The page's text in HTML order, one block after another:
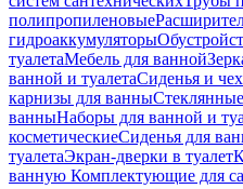
полипропиленовые
гидроаккумуляторы
туалетаМебель для ванной
ванной и туалетаСиденья и
карнизы для ванны
ванныНаборы для ванной и
косметическиеСиденья для
туалетаЭкран-дверки в туалет
ванную Комплектующие для